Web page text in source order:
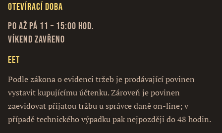
Otevírací doba
Po až Pá 11 – 15:00 hod.
Víkend zavřeno
EET
Podle zákona o evidenci tržeb je prodávající povinen
vystavit kupujícímu účtenku. Zároveň je povinen
zaevidovat přijatou tržbu u správce daně on-line; v
případě technického výpadku pak nejpozději do 48 hodin.